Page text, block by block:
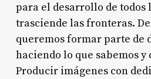
para el desarrollo de todos
trasciende las fronteras.
queremos formar parte de
haciendo lo que sabemos
Producir imágenes con